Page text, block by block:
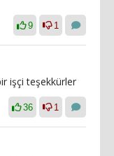
9 1
işçi teşekkürler
36 1